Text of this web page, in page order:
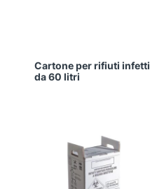
Cartone per rifiuti infetti
da 60 litri